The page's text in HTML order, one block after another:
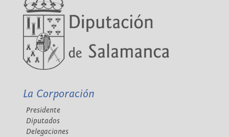
La Corporación
Presidente
Diputados
Delegaciones